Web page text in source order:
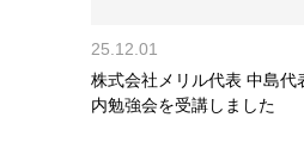
25.12.01
株式会社メリル代表 中島代
内勉強会を受講しました